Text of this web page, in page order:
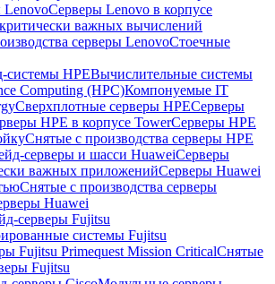
LenovoСерверы Lenovo в корпусе
важных вычислений
серверы LenovoСтоечные
системы HPEВычислительные системы
Computing (HPC)Компонуемые IT
Сверхплотные серверы HPEСерверы
HPE в корпусе TowerСерверы HPE
Снятые с производства серверы HPE
серверы и шасси HuaweiСерверы
важных приложенийСерверы Huawei
Снятые с производства серверы
Huawei
серверы Fujitsu
системы Fujitsu
Fujitsu Primequest Mission CriticalСнятые
Fujitsu